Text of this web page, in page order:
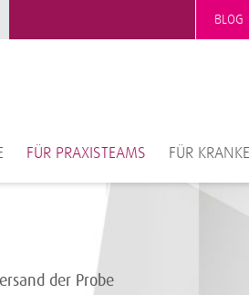
BLOG
FÜR PRAXISTEAMS FÜR
der Probe